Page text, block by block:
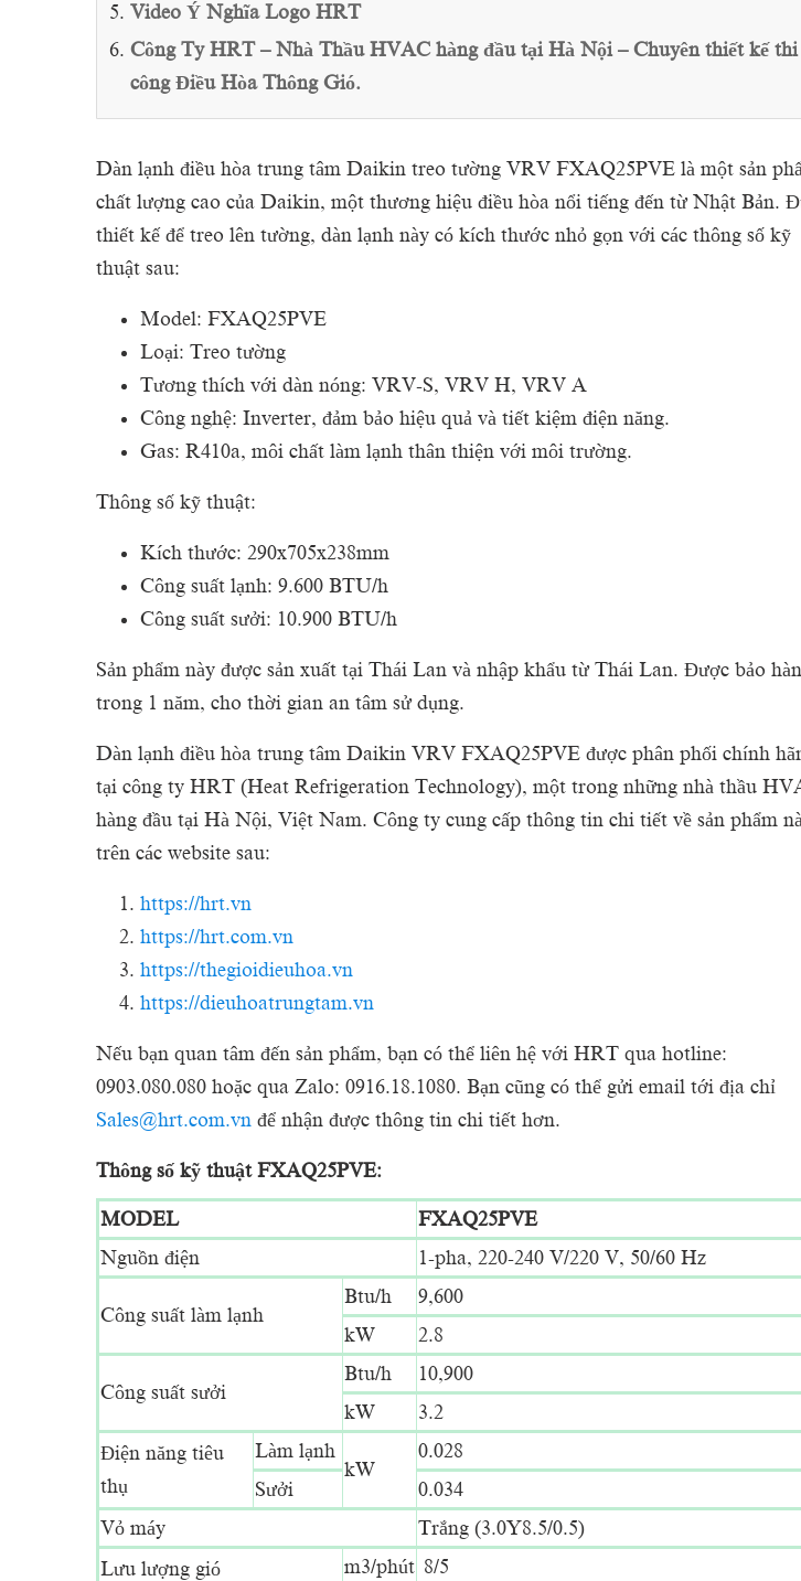
Video Ý Nghĩa Logo HRT
Công Ty HRT – Nhà Thầu HVAC hàng đầu tại Hà Nội – Chuyên thiết kế thi
công Điều Hòa Thông Gió.
Dàn lạnh điều hòa trung tâm Daikin treo tường VRV FXAQ25PVE là một sản
chất lượng cao của Daikin, một thương hiệu điều hòa nổi tiếng đến từ Nhật Bản.
thiết kế để treo lên tường, dàn lạnh này có kích thước nhỏ gọn với các thông số kỹ
thuật sau:
Model: FXAQ25PVE
Loại: Treo tường
Tương thích với dàn nóng: VRV-S, VRV H, VRV A
Công nghệ: Inverter, đảm bảo hiệu quả và tiết kiệm điện năng.
Gas: R410a, môi chất làm lạnh thân thiện với môi trường.
Thông số kỹ thuật:
Kích thước: 290x705x238mm
Công suất lạnh: 9.600 BTU/h
Công suất sưởi: 10.900 BTU/h
Sản phẩm này được sản xuất tại Thái Lan và nhập khẩu từ Thái Lan. Được bảo
trong 1 năm, cho thời gian an tâm sử dụng.
Dàn lạnh điều hòa trung tâm Daikin VRV FXAQ25PVE được phân phối chính
tại công ty HRT (Heat Refrigeration Technology), một trong những nhà thầu
hàng đầu tại Hà Nội, Việt Nam. Công ty cung cấp thông tin chi tiết về sản phẩm
trên các website sau:
https://hrt.vn
https://hrt.com.vn
https://thegioidieuhoa.vn
https://dieuhoatrungtam.vn
Nếu bạn quan tâm đến sản phẩm, bạn có thể liên hệ với HRT qua hotline:
0903.080.080 hoặc qua Zalo: 0916.18.1080. Bạn cũng có thể gửi email tới địa chỉ
Sales@hrt.com.vn để nhận được thông tin chi tiết hơn.
Thông số kỹ thuật FXAQ25PVE:
MODEL
FXAQ25PVE
Nguồn điện
1-pha, 220-240 V/220 V, 50/60 Hz
Công suất làm lạnh
Btu/h
9,600
kW
2.8
Công suất sưởi
Btu/h
10,900
kW
3.2
Điện năng tiêu
thụ
Làm lạnh
kW
0.028
Sưởi
0.034
Vỏ máy
Trắng (3.0Y8.5/0.5)
Lưu lượng gió
m3/phút 8/5